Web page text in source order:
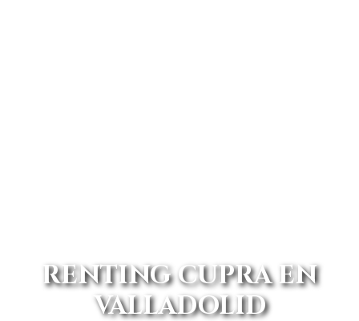
RENTING CUPRA EN
VALLADOLID